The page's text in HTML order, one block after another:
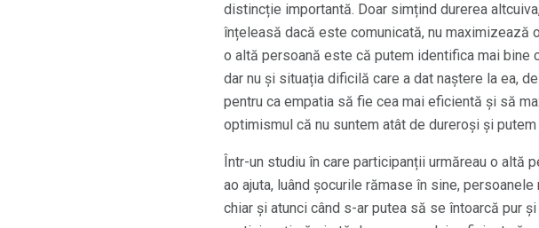
distincție importantă. Doar simțind durerea
înțeleasă dacă este comunicată, nu maximizează
o altă persoană este că putem identifica mai bine
dar nu și situația dificilă care a dat naștere la ea,
pentru ca empatia să fie cea mai eficientă și să
optimismul că nu suntem atât de dureroși și
Într-un studiu în care participanții urmăreau o
ao ajuta, luând șocurile rămase în sine,
chiar și atunci când s-ar putea să se întoarcă pur